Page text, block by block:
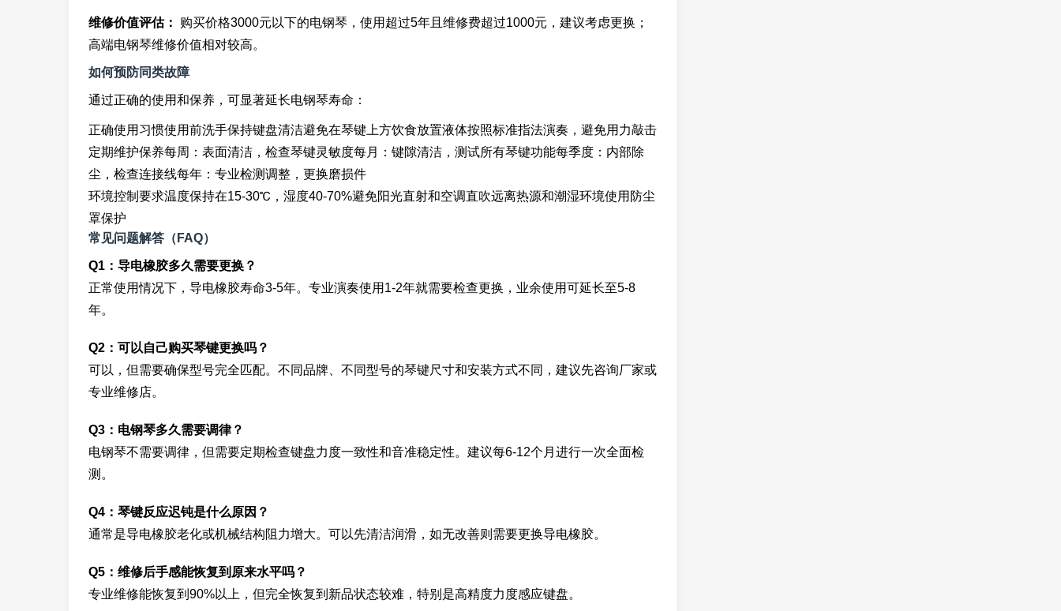
维修价值评估：
购买价格3000元以下的电钢琴，使用超过5年且维修费超过1000元，建议考虑更换；
高端电钢琴维修价值相对较高。
如何预防同类故障
通过正确的使用和保养，可显著延长电钢琴寿命：
正确使用习惯使用前洗手保持键盘清洁避免在琴键上方饮食放置液体按照标准指法演奏，避免用力敲击
定期维护保养每周：表面清洁，检查琴键灵敏度每月：键隙清洁，测试所有琴键功能每季度：内部除
尘，检查连接线每年：专业检测调整，更换磨损件
环境控制要求温度保持在15-30℃，湿度40-70%避免阳光直射和空调直吹远离热源和潮湿环境使用防尘
罩保护
常见问题解答（FAQ）
Q1：导电橡胶多久需要更换？
正常使用情况下，导电橡胶寿命3-5年。专业演奏使用1-2年就需要检查更换，业余使用可延长至5-8
年。
Q2：可以自己购买琴键更换吗？
可以，但需要确保型号完全匹配。不同品牌、不同型号的琴键尺寸和安装方式不同，建议先咨询厂家或
专业维修店。
Q3：电钢琴多久需要调律？
电钢琴不需要调律，但需要定期检查键盘力度一致性和音准稳定性。建议每6-12个月进行一次全面检
测。
Q4：琴键反应迟钝是什么原因？
通常是导电橡胶老化或机械结构阻力增大。可以先清洁润滑，如无改善则需要更换导电橡胶。
Q5：维修后手感能恢复到原来水平吗？
专业维修能恢复到90%以上，但完全恢复到新品状态较难，特别是高精度力度感应键盘。